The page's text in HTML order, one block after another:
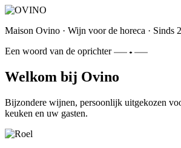
Maison Ovino · Wijn voor de horeca · Sinds
Een woord van de oprichter
Welkom bij Ovino
Bijzondere wijnen, persoonlijk uitgekozen
keuken en uw gasten.